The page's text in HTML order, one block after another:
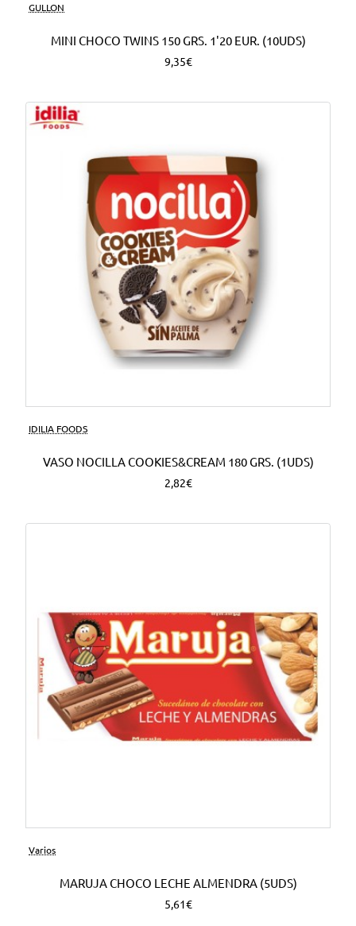
GULLON
MINI CHOCO TWINS 150 GRS. 1'20 EUR. (10UDS)
9,35€
IDILIA FOODS
VASO NOCILLA COOKIES&CREAM 180 GRS. (1UDS)
2,82€
Varios
MARUJA CHOCO LECHE ALMENDRA (5UDS)
5,61€